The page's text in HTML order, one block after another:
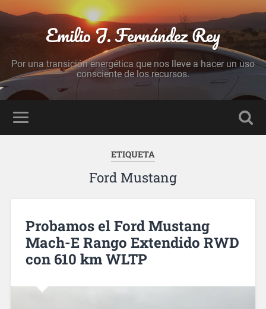
Emilio J. Fernández Rey
Por una transición energética que nos lleve a hacer un uso
consciente de los recursos.
ETIQUETA
Ford Mustang
Probamos el Ford Mustang
Mach-E Rango Extendido RWD
con 610 km WLTP